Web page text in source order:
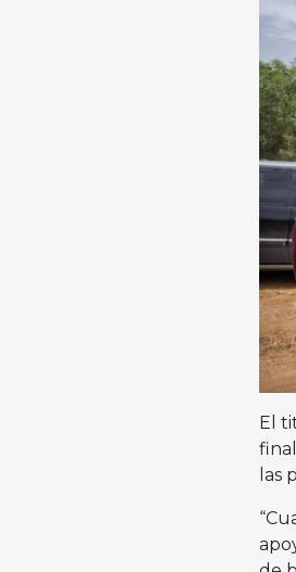
El
las